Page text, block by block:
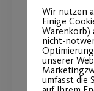
Wir nutzen
Einige
Warenkorb)
nicht-
unserer
umfasst die